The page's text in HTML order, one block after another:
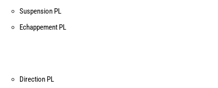
Suspension PL
Echappement PL
Direction PL